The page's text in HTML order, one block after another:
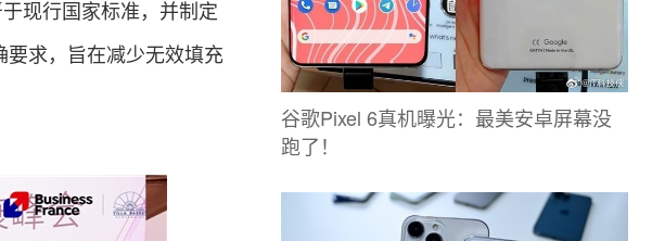
现行国家标准，并制定
要求，旨在减少无效填充
谷歌Pixel 6真机曝光：最美安卓屏幕没
跑了！